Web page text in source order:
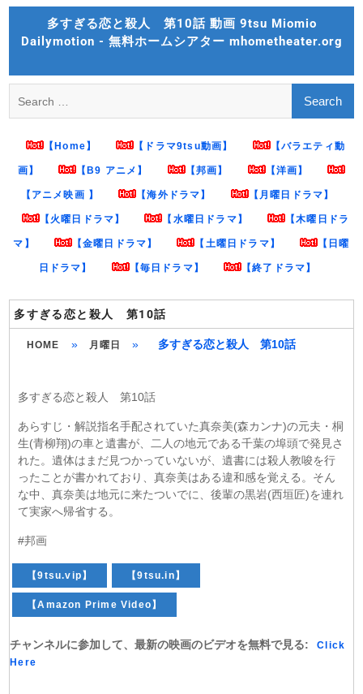
Skip
content
多すぎる恋と殺人 第10話 動画 9tsu Miomio
Dailymotion - 無料ホームシアター mhometheater.org
for:
【Home】 【ドラマ9tsu動画】 【バラエティ動
画】 【B9 アニメ】 【邦画】 【洋画】
【アニメ映画 】 【海外ドラマ】 【月曜日ドラマ】
【火曜日ドラマ】 【水曜日ドラマ】 【木曜日ドラ
マ】 【金曜日ドラマ】 【土曜日ドラマ】 【日曜
日ドラマ】 【毎日ドラマ】 【終了ドラマ】
多すぎる恋と殺人 第10話
HOME » 月曜日 » 多すぎる恋と殺人 第10話
多すぎる恋と殺人 第10話
あらすじ・解説指名手配されていた真奈美(森カンナ)の元夫・桐
生(青柳翔)の車と遺書が、二人の地元である千葉の埠頭で発見さ
れた。遺体はまだ見つかっていないが、遺書には殺人教唆を行
ったことが書かれており、真奈美はある違和感を覚える。そん
な中、真奈美は地元に来たついでに、後輩の黒岩(西垣匠)を連れ
て実家へ帰省する。
#邦画
【9tsu.vip】 【9tsu.in】
【Amazon Prime Video】
チャンネルに参加して、最新の映画のビデオを無料で見る:
Click
Here